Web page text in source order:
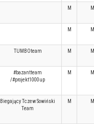
M
M
TUMBOteam M
#bazantteam
/#projekt1000up
M
Biegający Tczew Sowiński
Team
M